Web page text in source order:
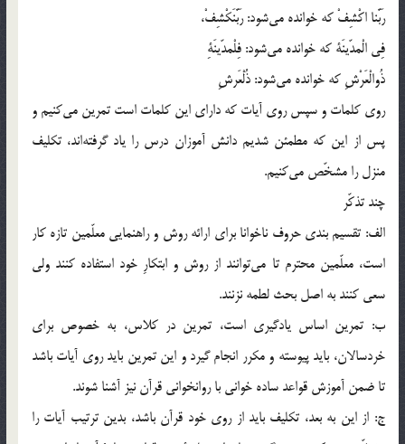
رَبَّنا اكْشِفْ كه خوانده مي‌شود: رَبَّنَكْشِفْ،
فِي الْمدّينَة كه خوانده مي‌شود: فِلْمدّينَةِ
ذُوالْعَرْشِ كه خوانده مي‌شود: ذُلْعَرشِ
روي كلمات و سپس روي آيات كه داراي اين كلمات است تمرين مي‌كنيم و
پس از اين كه مطمئن شديم دانش آموزان درس را ياد گرفته‌اند، تكليف
منزل را مشخّص مي‌كنيم.
چند تذكّر
الف: تقسيم بندي حروف ناخوانا براي ارائه روش و راهنمايي معلّمين تازه كار
است، معلّمين محترم تا مي‌توانند از روش و ابتكارِ خود استفاده كنند ولي
سعي كنند به اصل بحث لطمه نزنند.
ب: تمرين اساس يادگيري است، تمرين در كلاس، به خصوص براي
خردسالان، بايد پيوسته و مكرر انجام گيرد و اين تمرين بايد روي آيات باشد
تا ضمن آموزش قواعد ساده خواني با روانخواني قرآن نيز آشنا شوند.
ج: از اين به بعد، تكليف بايد از روي خود قرآن باشد، بدين ترتيب آيات را